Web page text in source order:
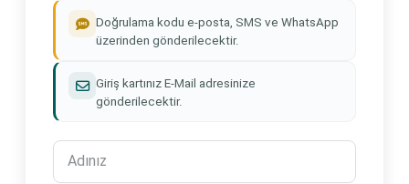
Doğrulama kodu e-posta, SMS ve WhatsApp
üzerinden gönderilecektir.
Giriş kartınız E-Mail adresinize
gönderilecektir.